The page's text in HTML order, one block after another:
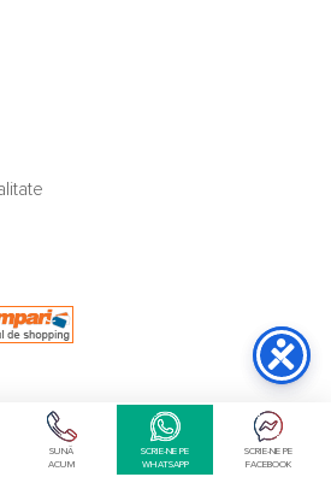
SUNĂ
ACUM
SCRIE-NE PE
WHATSAPP
SCRIE-NE PE
FACEBOOK